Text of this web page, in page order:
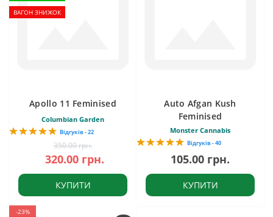
ВАГОН ЗНИЖОК
Apollo 11 Feminised
Columbian Garden
Відгуків - 22
350.00 грн.
320.00 грн.
КУПИТИ
Auto Afgan Kush
Feminised
Monster Cannabis
Відгуків - 40
105.00 грн.
КУПИТИ
-23%